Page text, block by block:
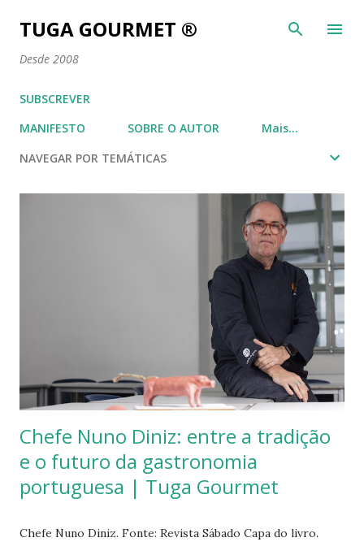
Avançar para o conteúdo principal
TUGA GOURMET ®
Desde 2008
SUBSCREVER
MANIFESTO
SOBRE O AUTOR
Mais…
NAVEGAR POR TEMÁTICAS
Chefe Nuno Diniz: entre a tradição
e o futuro da gastronomia
portuguesa | Tuga Gourmet
Chefe Nuno Diniz. Fonte: Revista Sábado Capa do livro.